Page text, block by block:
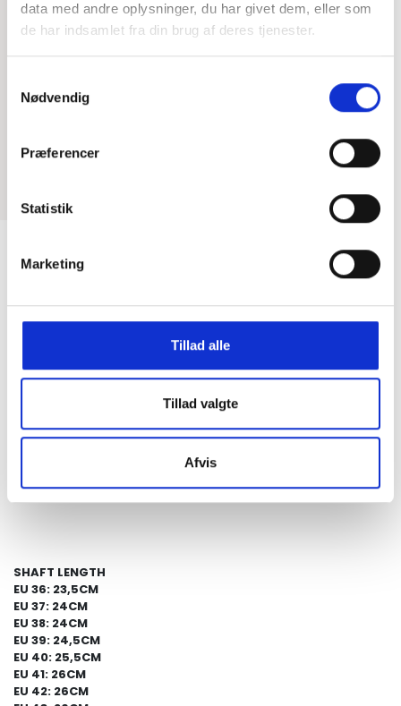
data med andre oplysninger, du har givet dem, eller som
de har indsamlet fra din brug af deres tjenester.
Nødvendig
Præferencer
Statistik
Marketing
Tillad alle
Tillad valgte
Afvis
1.950,00
Julia Gaucho-støvle er en ikonisk støvler, første gang
af Dicoś signaturmaterialer i to årtier. Escovado-læderet
hvert par unikt. Escovado-læderet er lavet af de bedste
SHAFT LENGTH
EU 36: 23,5CM
EU 37: 24CM
EU 38: 24CM
EU 39: 24,5CM
EU 40: 25,5CM
EU 41: 26CM
EU 42: 26CM